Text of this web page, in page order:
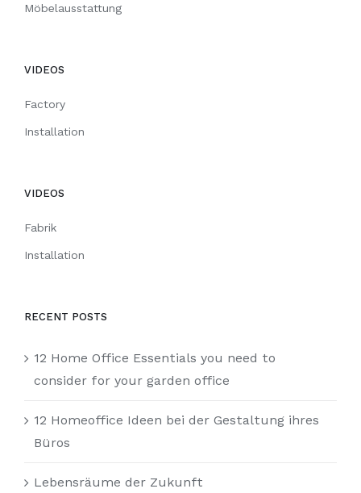
Möbelausstattung
VIDEOS
Factory
Installation
VIDEOS
Fabrik
Installation
RECENT POSTS
12 Home Office Essentials you need to
consider for your garden office
12 Homeoffice Ideen bei der Gestaltung ihres
Büros
Lebensräume der Zukunft